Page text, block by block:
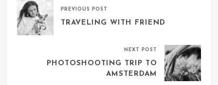
PREVIOUS POST
TRAVELING WITH FRIEND
NEXT POST
PHOTOSHOOTING TRIP TO
AMSTERDAM